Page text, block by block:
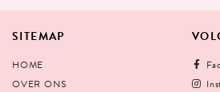
SITEMAP
HOME
OVER ONS